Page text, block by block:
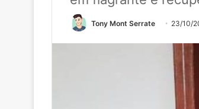
Tony Mont Serrate 23/10/